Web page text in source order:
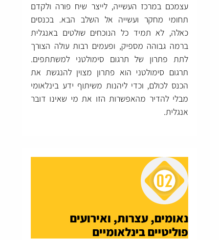
עצמכם במרכז העשייה, לייצר שיח פורה ולקדם
תחומי מחקר ועשייה אל השלב הבא. בכנסים
כאלה, לא תמיד כל הנוכחים שולטים באנגלית
ברמה גבוהה מספיק, ופעמים רבות עולה הצורך
לתת פתרון של תרגום סימולטני למשתתפים.
תרגום סימולטני הוא פתרון מצוין להנגשת את
הכנס לכולם, וכדי ליהנות משיתוף ידע בינלאומי
מבלי להדיר מהאפשרות הזו את מי שאינו דובר
אנגלית.
נאומים, עצרות, ואירועים
פוליטיים בינלאומיים